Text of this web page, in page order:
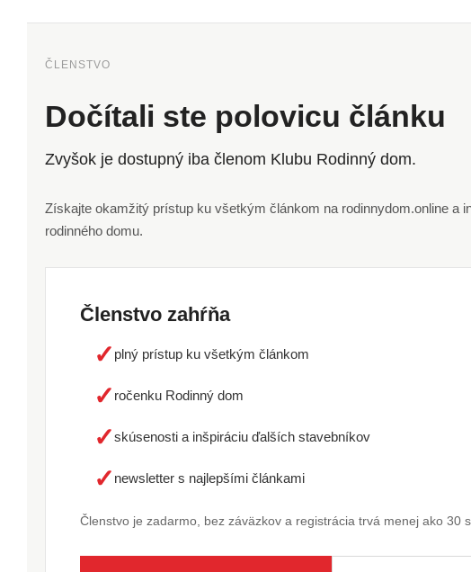
ČLENSTVO
Dočítali ste polovicu článku
Zvyšok je dostupný iba členom Klubu Rodinný dom.
Získajte okamžitý prístup ku všetkým článkom na rodinnydom.online a
rodinného domu.
Členstvo zahŕňa
✓ plný prístup ku všetkým článkom
✓ ročenku Rodinný dom
✓skúsenosti a inšpiráciu ďalších stavebníkov
✓ newsletter s najlepšími článkami
Členstvo je zadarmo, bez záväzkov a registrácia trvá menej ako 30